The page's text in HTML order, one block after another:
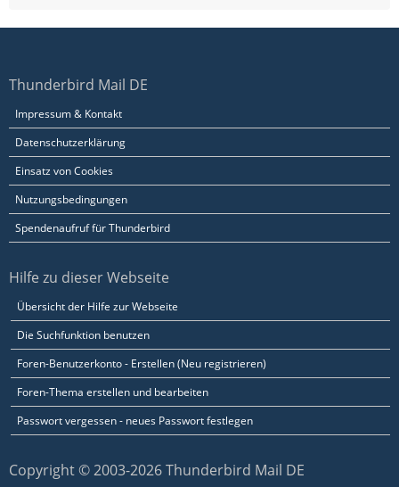
Thunderbird Mail DE
Impressum & Kontakt
Datenschutzerklärung
Einsatz von Cookies
Nutzungsbedingungen
Spendenaufruf für Thunderbird
Hilfe zu dieser Webseite
Übersicht der Hilfe zur Webseite
Die Suchfunktion benutzen
Foren-Benutzerkonto - Erstellen (Neu registrieren)
Foren-Thema erstellen und bearbeiten
Passwort vergessen - neues Passwort festlegen
Copyright © 2003-2026 Thunderbird Mail DE